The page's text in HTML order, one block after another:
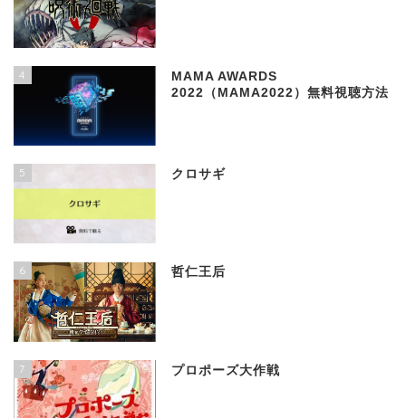
4
MAMA AWARDS
2022（MAMA2022）無料視聴方法
5 クロサギ
6 哲仁王后
7 プロポーズ大作戦